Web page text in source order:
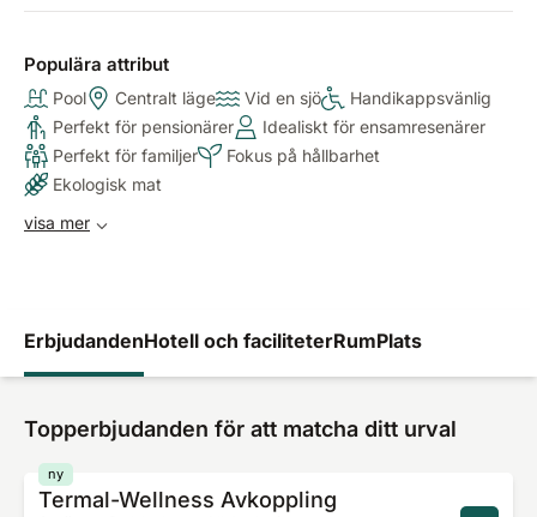
Populära attribut
Pool Centralt läge Vid en sjö
Handikappsvänlig
Perfekt för pensionärer
Idealiskt för ensamresenärer
Perfekt för familjer
Fokus på hållbarhet
Ekologisk mat
visa mer
ErbjudandenHotell och faciliteterRumPlats
Topperbjudanden för att matcha ditt urval
Termal-Wellness Avkoppling
ny